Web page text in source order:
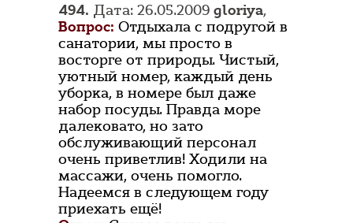
494. Дата: 26.05.2009 gloriya,
Вопрос: Отдыхала с подругой в
санатории, мы просто в
восторге от природы. Чистый,
уютный номер, каждый день
уборка, в номере был даже
набор посуды. Правда море
далековато, но зато
обслуживающий персонал
очень приветлив! Ходили на
массажи, очень помогло.
Надеемся в следующем году
приехать ещё!